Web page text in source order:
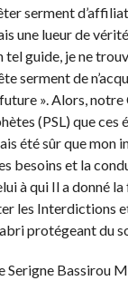
serment
une lueur de
tel guide, je ne
serment de
». Alors,
(PSL) que
été sûr que
besoins et la
à qui Il a donné
les Interdictions
protégeant du
Serigne Bassirou